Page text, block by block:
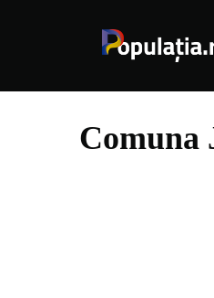
Comuna